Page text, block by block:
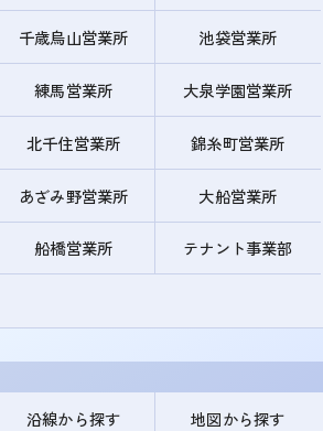
千歳烏山営業所 池袋営業所
練馬営業所 大泉学園営業所
北千住営業所 錦糸町営業所
あざみ野営業所 大船営業所
船橋営業所 テナント事業部
沿線から探す 地図から探す